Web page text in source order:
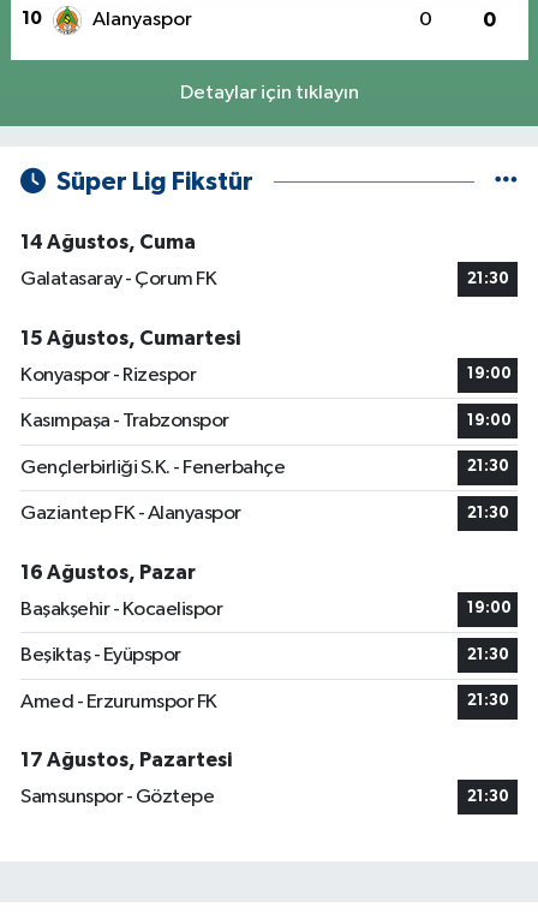
10 Alanyaspor 0 0
Detaylar için tıklayın
Süper Lig Fikstür
14 Ağustos, Cuma
Galatasaray - Çorum FK
21:30
15 Ağustos, Cumartesi
Konyaspor - Rizespor
19:00
Kasımpaşa - Trabzonspor 19:00
Gençlerbirliği S.K. - Fenerbahçe 21:30
Gaziantep FK - Alanyaspor 21:30
16 Ağustos, Pazar
Başakşehir - Kocaelispor
19:00
Beşiktaş - Eyüpspor 21:30
Amed - Erzurumspor FK 21:30
17 Ağustos, Pazartesi
Samsunspor - Göztepe
21:30